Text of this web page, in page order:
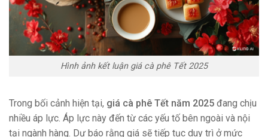
Hình ảnh kết luận giá cà phê Tết 2025
Trong bối cảnh hiện tại, giá cà phê Tết năm 2025 đang chịu
nhiều áp lực. Áp lực này đến từ các yếu tố bên ngoài và nội
tại ngành hàng. Dự báo rằng giá sẽ tiếp tục duy trì ở mức